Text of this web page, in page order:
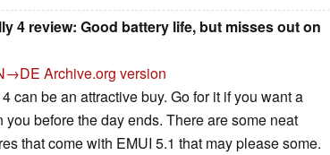
4 review: Good battery life, but misses out on
Archive.org version
can be an attractive buy. Go for it if you want a
before the day ends. There are some neat
that come with EMUI 5.1 that may please some.